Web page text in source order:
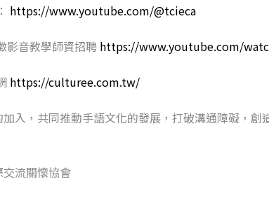
https://www.youtube.com/@tcieca
影音教學師資招聘 https://www.youtube.com/
https://culturee.com.tw/
入，共同推動手語文化的發展，打破溝通障礙，
流關懷協會